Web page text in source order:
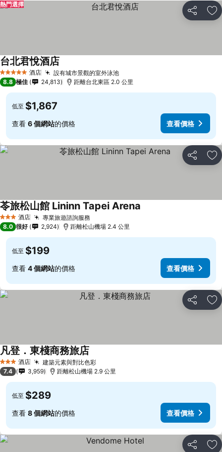
分享 放
熱門選擇
5 星級 酒店 設有城市景觀的室外泳池
台北君悅酒店
8.8 極佳 24,813 距離台北東區 2.0 公里
低至 $1,867
查看 6 個網站的價格 查看價格
分享 放
3 星級 酒店 專業旅遊諮詢服務
苓旅松山館 Lininn Tapei Arena
8.0 很好 2,924 距離松山機場 2.4 公里
低至 $199
查看 4 個網站的價格 查看價格
分享 放
3 星級 酒店 建築元素與對比色彩
凡登．東棧商務旅店
7.4 3,959 距離松山機場 2.9 公里
低至 $289
查看 8 個網站的價格 查看價格
分享 放